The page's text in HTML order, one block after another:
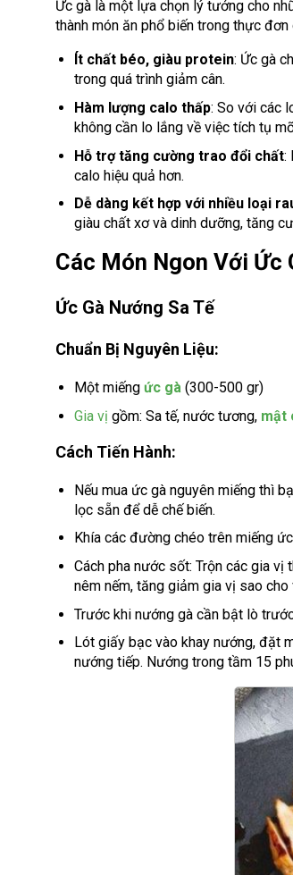
Ức gà là một lựa chọn lý tưởng cho
thành món ăn phổ biến trong thực
Ít chất béo, giàu protein: Ức gà
trong quá trình giảm cân.
Hàm lượng calo thấp: So với các
không cần lo lắng về việc tích tụ
Hỗ trợ tăng cường trao đổi chất:
calo hiệu quả hơn.
Dễ dàng kết hợp với nhiều loại
giàu chất xơ và dinh dưỡng, tăng
Các Món Ngon Với Ức
Ức Gà Nướng Sa Tế
Chuẩn Bị Nguyên Liệu:
Một miếng ức gà(300-500 gr)
Gia vị gồm: Sa tế, nước tương, mật
Cách Tiến Hành:
Nếu mua ức gà nguyên miếng thì
lọc sẵn để dễ chế biến.
Khía các đường chéo trên miếng
Cách pha nước sốt: Trộn các gia
nêm nếm, tăng giảm gia vị sao cho
Trước khi nướng gà cần bật lò
Lót giấy bạc vào khay nướng, đặt
nướng tiếp. Nướng trong tầm 15